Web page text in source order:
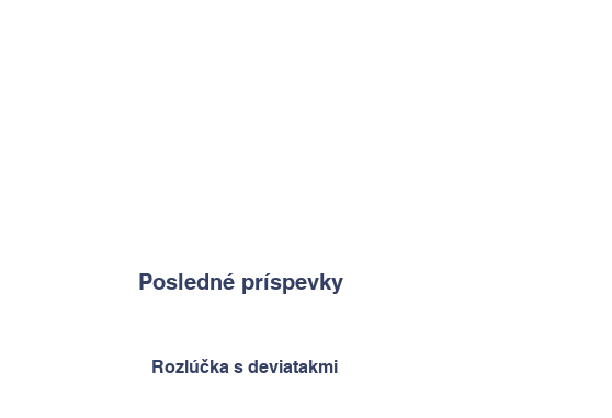
Posledné príspevky
Rozlúčka s deviatakmi